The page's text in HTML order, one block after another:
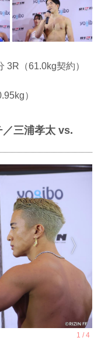
3R（61.0kg契約）
）
三浦孝太 vs.